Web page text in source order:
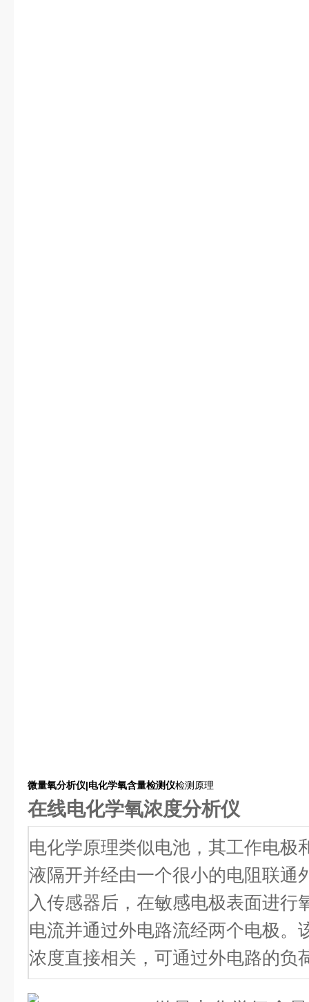
微量氧分析仪|电化学氧含量检测仪检测原理
在线电化学氧浓度分析仪
电化学原理类似电池，其工作电极
液隔开并经由一个很小的电阻联通
入传感器后，在敏感电极表面进行
电流并通过外电路流经两个电极。
浓度直接相关，可通过外电路的负